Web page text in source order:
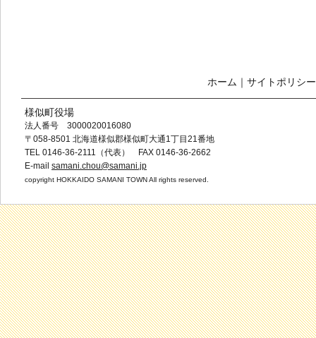
ホーム ｜ サイトポリシー
様似町役場
法人番号 3000020016080
〒058-8501 北海道様似郡様似町大通1丁目21番地
TEL 0146-36-2111（代表） FAX 0146-36-2662
E-mail samani.chou@samani.jp
copyright HOKKAIDO SAMANI TOWN All rights reserved.